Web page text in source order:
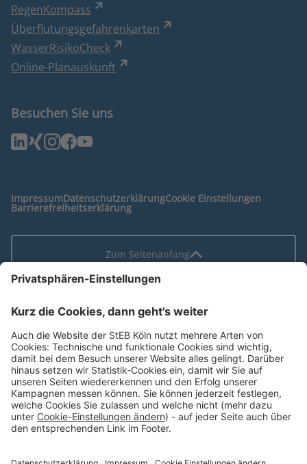
RegenKompass
Überflutungsgefahrenkarten
WasserRisikoCheck
Online-Planauskunft
Besuchen Sie uns
ImpressumDatenschutzerklärungCookie Einstellungen
Barrierefreiheitserklärung
Zum Seitenanfang